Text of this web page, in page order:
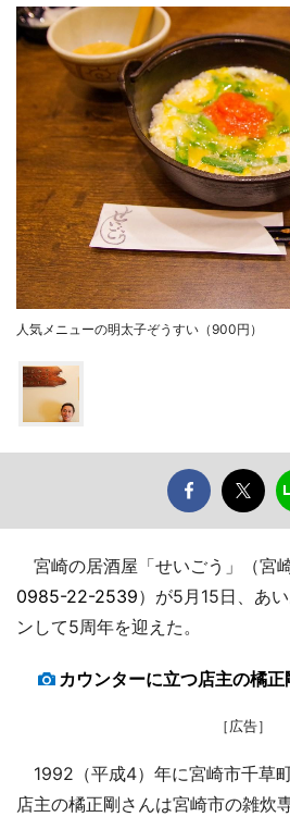
人気メニューの明太子ぞうすい（900円）
宮崎の居酒屋「せいごう」（宮
0985-22-2539）が5月15日、あ
ンして5周年を迎えた。
カウンターに立つ店主の橘正
［広告］
1992（平成4）年に宮崎市千草
店主の橘正剛さんは宮崎市の雑炊